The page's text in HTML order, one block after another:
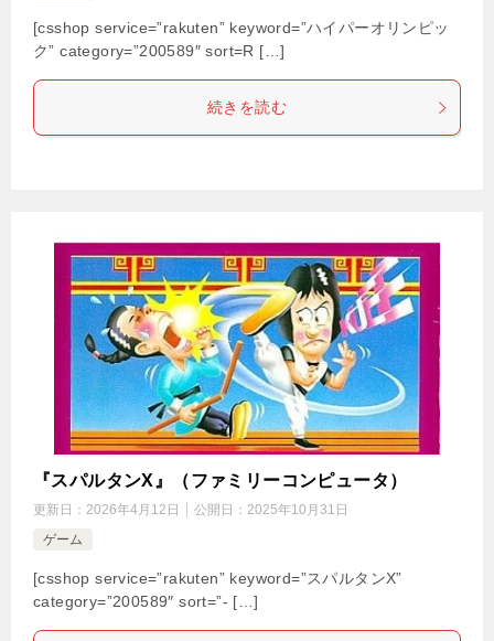
[csshop service=”rakuten” keyword=”ハイパーオリンピッ
ク” category=”200589″ sort=R […]
続きを読む
『スパルタンX』（ファミリーコンピュータ）
更新日： 2026年4月12日 公開日： 2025年10月31日
ゲーム
[csshop service=”rakuten” keyword=”スパルタンX”
category=”200589″ sort=”- […]